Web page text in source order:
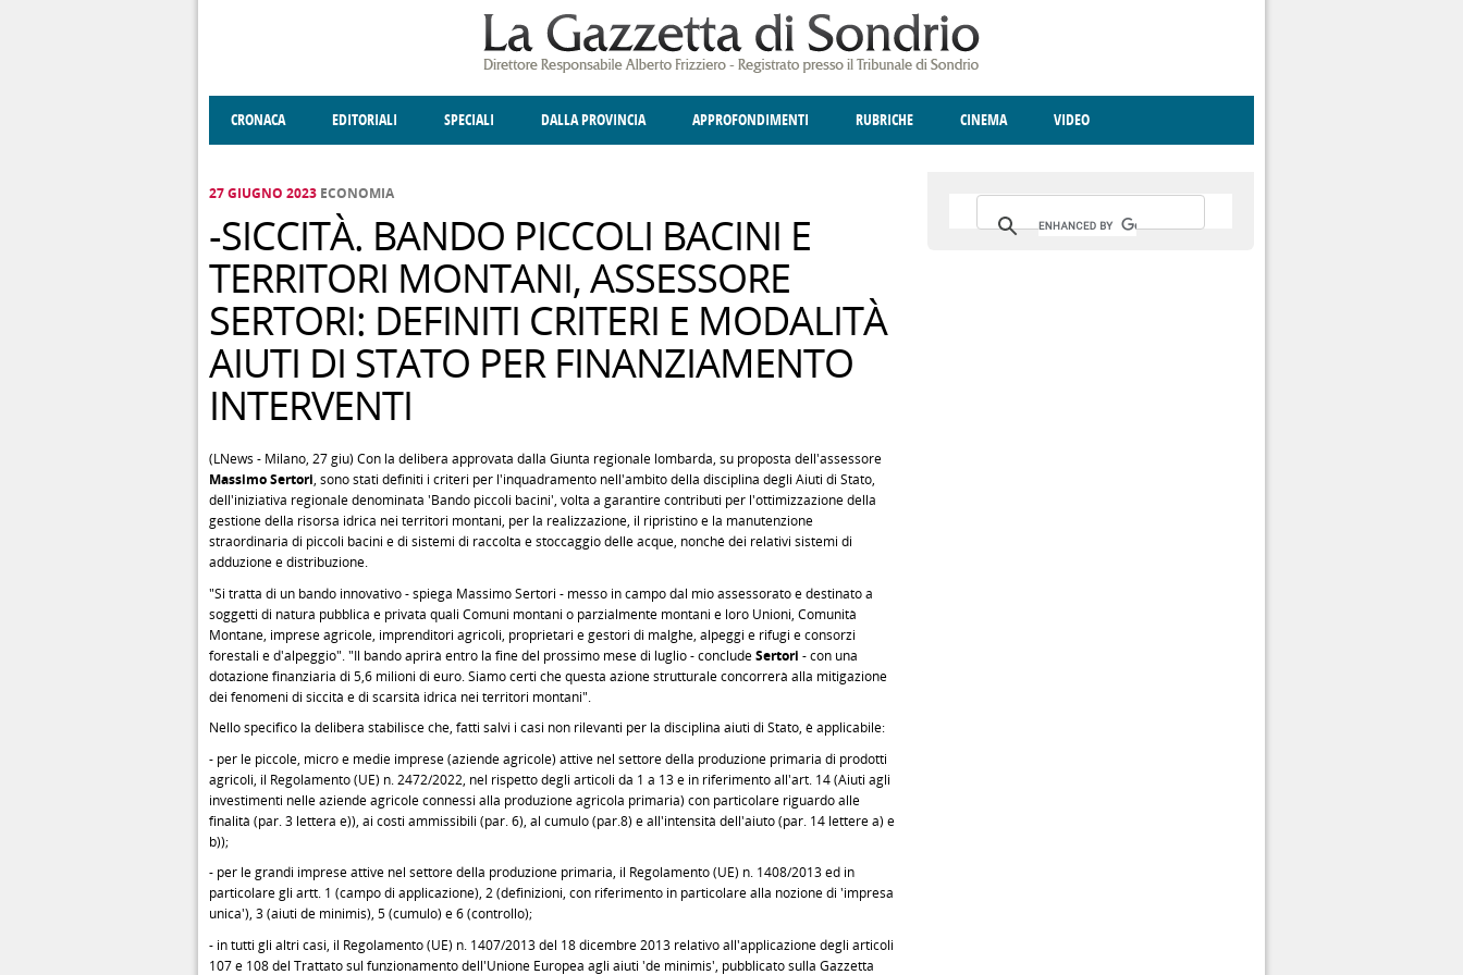
CRONACA EDITORIALI SPECIALI DALLA PROVINCIA APPROFONDIMENTI RUBRICHE CINEMA VIDEO
27 GIUGNO 2023 ECONOMIA
-SICCITÀ. BANDO PICCOLI BACINI E
TERRITORI MONTANI, ASSESSORE
SERTORI: DEFINITI CRITERI E MODALITÀ
AIUTI DI STATO PER FINANZIAMENTO
INTERVENTI
(LNews - Milano, 27 giu) Con la delibera approvata dalla Giunta regionale lombarda, su proposta dell'assessore
Massimo Sertori, sono stati definiti i criteri per l'inquadramento nell'ambito della disciplina degli Aiuti di Stato,
dell'iniziativa regionale denominata 'Bando piccoli bacini', volta a garantire contributi per l'ottimizzazione della
gestione della risorsa idrica nei territori montani, per la realizzazione, il ripristino e la manutenzione
straordinaria di piccoli bacini e di sistemi di raccolta e stoccaggio delle acque, nonché dei relativi sistemi di
adduzione e distribuzione.
"Si tratta di un bando innovativo - spiega Massimo Sertori - messo in campo dal mio assessorato e destinato a
soggetti di natura pubblica e privata quali Comuni montani o parzialmente montani e loro Unioni, Comunità
Montane, imprese agricole, imprenditori agricoli, proprietari e gestori di malghe, alpeggi e rifugi e consorzi
forestali e d'alpeggio". "Il bando aprirà entro la fine del prossimo mese di luglio - concludeSertori - con una
dotazione finanziaria di 5,6 milioni di euro. Siamo certi che questa azione strutturale concorrerà alla mitigazione
dei fenomeni di siccità e di scarsità idrica nei territori montani".
Nello specifico la delibera stabilisce che, fatti salvi i casi non rilevanti per la disciplina aiuti di Stato, è applicabile:
- per le piccole, micro e medie imprese (aziende agricole) attive nel settore della produzione primaria di prodotti
agricoli, il Regolamento (UE) n. 2472/2022, nel rispetto degli articoli da 1 a 13 e in riferimento all'art. 14 (Aiuti agli
investimenti nelle aziende agricole connessi alla produzione agricola primaria) con particolare riguardo alle
finalità (par. 3 lettera e)), ai costi ammissibili (par. 6), al cumulo (par.8) e all'intensità dell'aiuto (par. 14 lettere a) e
b));
- per le grandi imprese attive nel settore della produzione primaria, il Regolamento (UE) n. 1408/2013 ed in
particolare gli artt. 1 (campo di applicazione), 2 (definizioni, con riferimento in particolare alla nozione di 'impresa
unica'), 3 (aiuti de minimis), 5 (cumulo) e 6 (controllo);
- in tutti gli altri casi, il Regolamento (UE) n. 1407/2013 del 18 dicembre 2013 relativo all'applicazione degli articoli
107 e 108 del Trattato sul funzionamento dell'Unione Europea agli aiuti 'de minimis', pubblicato sulla Gazzetta